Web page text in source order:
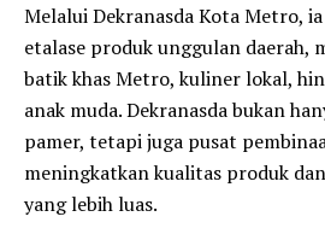
Melalui Dekranasda Kota Metro,
etalase produk unggulan daerah,
batik khas Metro, kuliner lokal,
anak muda. Dekranasda bukan
pamer, tetapi juga pusat
meningkatkan kualitas produk
yang lebih luas.